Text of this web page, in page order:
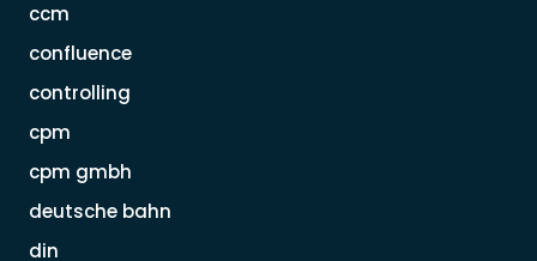
ccm
confluence
controlling
cpm
cpm gmbh
deutsche bahn
din